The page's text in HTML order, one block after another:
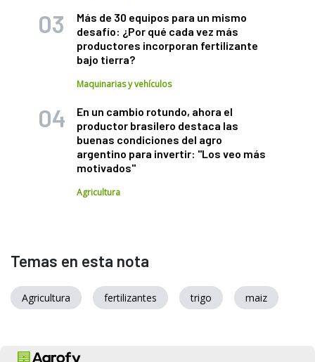
Más de 30 equipos para un mismo
desafío: ¿Por qué cada vez más
productores incorporan fertilizante
bajo tierra?
Maquinarias y vehículos
En un cambio rotundo, ahora el
productor brasilero destaca las
buenas condiciones del agro
argentino para invertir: "Los veo más
motivados"
Agricultura
Temas en esta nota
Agricultura fertilizantes trigo maiz